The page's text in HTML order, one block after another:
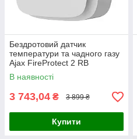
Бездротовий датчик
температури та чадного газу
Ajax FireProtect 2 RB
(Heat/CO) White
В наявності
3 743,04 ₴ 3 899 ₴
Купити